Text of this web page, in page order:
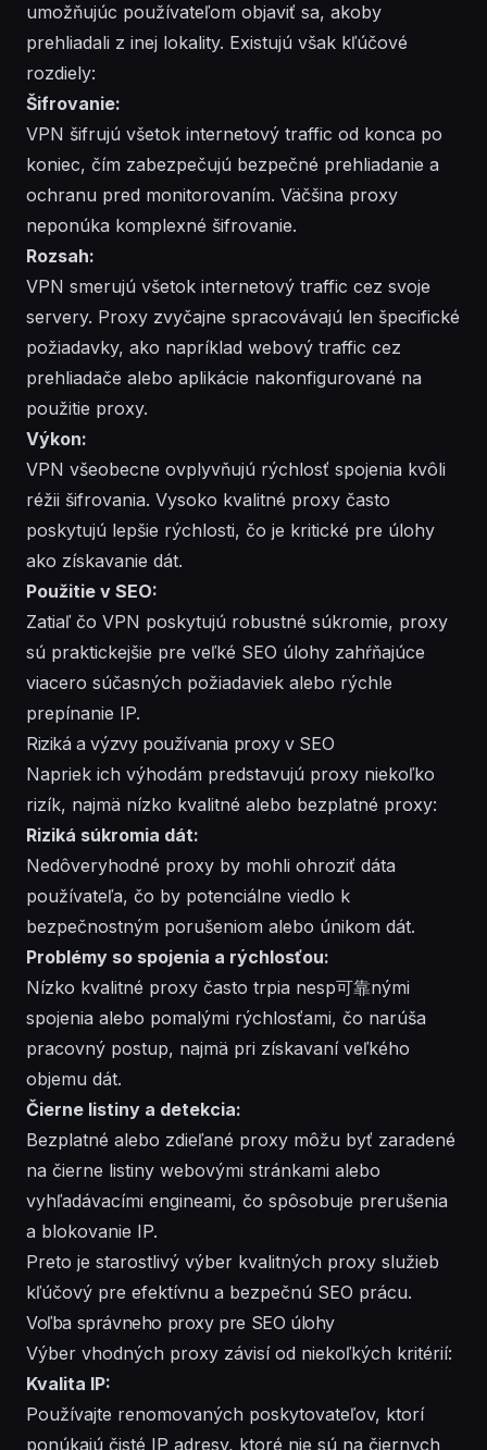
umožňujúc používateľom objaviť sa, akoby
prehliadali z inej lokality. Existujú však kľúčové
rozdiely:
Šifrovanie:
VPN šifrujú všetok internetový traffic od konca po
koniec, čím zabezpečujú bezpečné prehliadanie a
ochranu pred monitorovaním. Väčšina proxy
neponúka komplexné šifrovanie.
Rozsah:
VPN smerujú všetok internetový traffic cez svoje
servery. Proxy zvyčajne spracovávajú len špecifické
požiadavky, ako napríklad webový traffic cez
prehliadače alebo aplikácie nakonfigurované na
použitie proxy.
Výkon:
VPN všeobecne ovplyvňujú rýchlosť spojenia kvôli
réžii šifrovania. Vysoko kvalitné proxy často
poskytujú lepšie rýchlosti, čo je kritické pre úlohy
ako získavanie dát.
Použitie v SEO:
Zatiaľ čo VPN poskytujú robustné súkromie, proxy
sú praktickejšie pre veľké SEO úlohy zahŕňajúce
viacero súčasných požiadaviek alebo rýchle
prepínanie IP.
Riziká a výzvy používania proxy v SEO
Napriek ich výhodám predstavujú proxy niekoľko
rizík, najmä nízko kvalitné alebo bezplatné proxy:
Riziká súkromia dát:
Nedôveryhodné proxy by mohli ohroziť dáta
používateľa, čo by potenciálne viedlo k
bezpečnostným porušeniom alebo únikom dát.
Problémy so spojenia a rýchlosťou:
Nízko kvalitné proxy často trpia nesp可靠nými
spojenia alebo pomalými rýchlosťami, čo narúša
pracovný postup, najmä pri získavaní veľkého
objemu dát.
Čierne listiny a detekcia:
Bezplatné alebo zdieľané proxy môžu byť zaradené
na čierne listiny webovými stránkami alebo
vyhľadávacími engineami, čo spôsobuje prerušenia
a blokovanie IP.
Preto je starostlivý výber kvalitných proxy služieb
kľúčový pre efektívnu a bezpečnú SEO prácu.
Voľba správneho proxy pre SEO úlohy
Výber vhodných proxy závisí od niekoľkých kritérií:
Kvalita IP:
Používajte renomovaných poskytovateľov, ktorí
ponúkajú čisté IP adresy, ktoré nie sú na čiernych